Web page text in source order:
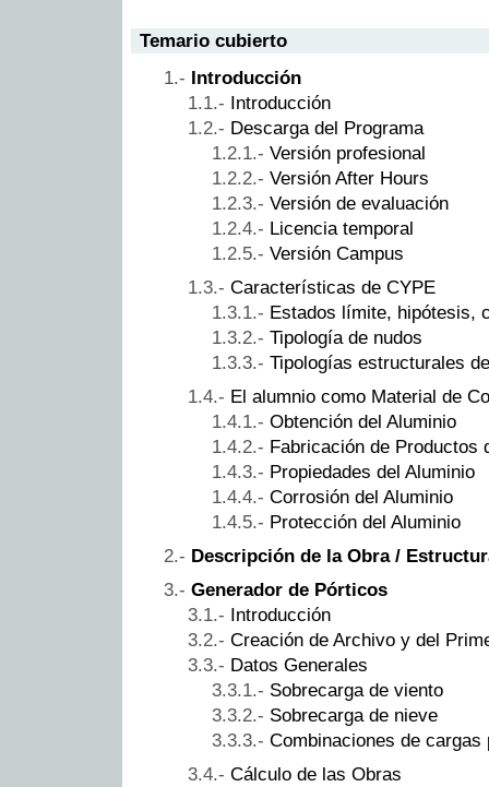
Temario cubierto
Introducción
Introducción
Descarga del Programa
Versión profesional
Versión After Hours
Versión de evaluación
Licencia temporal
Versión Campus
Características de CYPE
Estados límite, hipótesis,
Tipología de nudos
Tipologías estructurales
El alumnio como Material de
Obtención del Aluminio
Fabricación de Productos
Propiedades del Aluminio
Corrosión del Aluminio
Protección del Aluminio
Descripción de la Obra /
Generador de Pórticos
Introducción
Creación de Archivo y del
Datos Generales
Sobrecarga de viento
Sobrecarga de nieve
Combinaciones de
Cálculo de las Obras